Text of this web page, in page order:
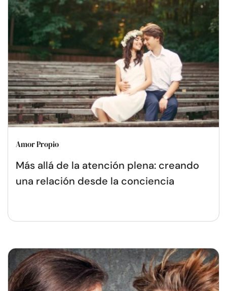
Amor Propio
Más allá de la atención plena: creando
una relación desde la conciencia